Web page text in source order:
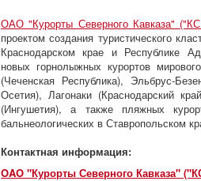
ОАО "Курорты Северного Кавказа"
проектом создания туристического
Краснодарском крае и Республике
новых горнолыжных курортов
(Чеченская Республика), Эльбрус-
Осетия), Лагонаки (Краснодарский
(Ингушетия), а также пляжных
бальнеологических в Ставропольском
Контактная информация:
OAO "Курорты Северного Кавказа"